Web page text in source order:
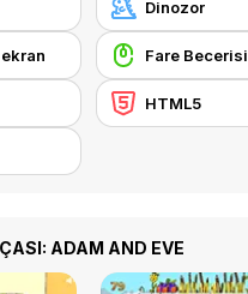
Dinozor
Fare Becerisi
HTML5
ADAM AND EVE